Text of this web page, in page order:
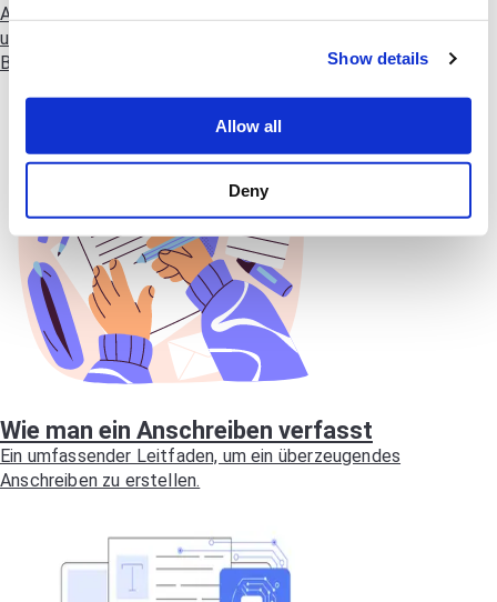
Show details
Allow all
Deny
Anschreiben erklären. Holen Sie sich Expertentipps, Beispiele
und eine klare Struktur für die Erklärung von
Beschäftigungslücken.
Wie man ein Anschreiben verfasst
Ein umfassender Leitfaden, um ein überzeugendes
Anschreiben zu erstellen.